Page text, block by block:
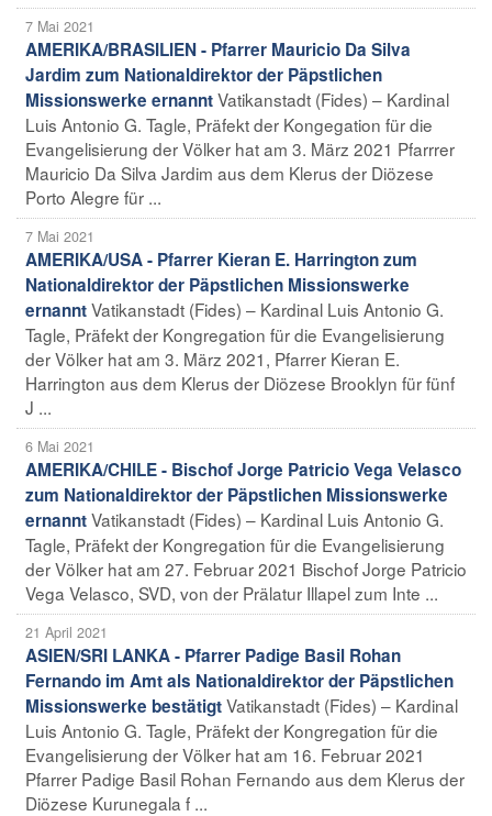
7 Mai 2021
AMERIKA/BRASILIEN - Pfarrer Mauricio Da Silva
Jardim zum Nationaldirektor der Päpstlichen
Missionswerke ernanntVatikanstadt (Fides) – Kardinal
Luis Antonio G. Tagle, Präfekt der Kongegation für die
Evangelisierung der Völker hat am 3. März 2021 Pfarrrer
Mauricio Da Silva Jardim aus dem Klerus der Diözese
Porto Alegre für ...
7 Mai 2021
AMERIKA/USA - Pfarrer Kieran E. Harrington zum
Nationaldirektor der Päpstlichen Missionswerke
ernanntVatikanstadt (Fides) – Kardinal Luis Antonio G.
Tagle, Präfekt der Kongregation für die Evangelisierung
der Völker hat am 3. März 2021, Pfarrer Kieran E.
Harrington aus dem Klerus der Diözese Brooklyn für fünf
J ...
6 Mai 2021
AMERIKA/CHILE - Bischof Jorge Patricio Vega Velasco
zum Nationaldirektor der Päpstlichen Missionswerke
ernanntVatikanstadt (Fides) – Kardinal Luis Antonio G.
Tagle, Präfekt der Kongregation für die Evangelisierung
der Völker hat am 27. Februar 2021 Bischof Jorge Patricio
Vega Velasco, SVD, von der Prälatur Illapel zum Inte ...
21 April 2021
ASIEN/SRI LANKA - Pfarrer Padige Basil Rohan
Fernando im Amt als Nationaldirektor der Päpstlichen
Missionswerke bestätigtVatikanstadt (Fides) – Kardinal
Luis Antonio G. Tagle, Präfekt der Kongregation für die
Evangelisierung der Völker hat am 16. Februar 2021
Pfarrer Padige Basil Rohan Fernando aus dem Klerus der
Diözese Kurunegala f ...